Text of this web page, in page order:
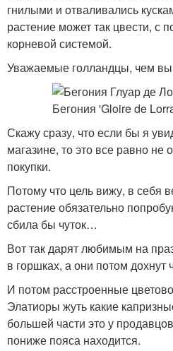
гнилыми и отваливались
растение может так цвести, с
корневой системой.
Уважаемые голландцы, чем вы
Скажу сразу, что если бы я
магазине, то это все равно не
покупки.
Потому что цель вижу, в себя
растение обязательно
сбила бы чуток…
Вот так дарят любимым на
в горшках, а они потом дохнут
И потом расстроенные
Элатиоры жуть какие
большей части это у
пониже пояса находится.